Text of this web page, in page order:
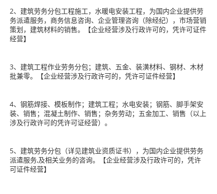
2、建筑劳务分包工程施工，水暖电安装工程，为国内企业提供劳
务派遣服务，商务信息咨询、企业管理咨询（除经纪），市场营销
策划，建筑材料的销售。【企业经营涉及行政许可的，凭许可证件
经营】
3、建筑工程作业劳务分包；建筑、五金、装潢材料、钢材、木材
批兼零。【企业经营涉及行政许可的，凭许可证件经营】
4、钢筋焊接、模板制作；建筑工程；水电安装；钢筋、脚手架安
装、销售；混凝土制作、销售；杂务劳动；五金加工、销售（以上
涉及行政许可的凭许可证经营）。
5、建筑劳务分包（详见建筑业资质证书），为国内企业提供劳务
派遣服务,及相关业务的咨询。【企业经营涉及行政许可的，凭许
可证件经营】